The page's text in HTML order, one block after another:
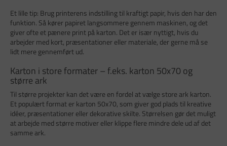
Et lille tip: Brug printerens indstilling til kraftigt papir, hvis den har den
funktion. Så kører papiret langsommere gennem maskinen, og det
giver ofte et pænere print på karton. Det er især nyttigt, hvis du
arbejder med kort, præsentationer eller materiale, der gerne må se
lidt mere gennemført ud.
Karton i store formater – f.eks. karton 50x70 og
større ark
Til større projekter kan det være en fordel at vælge store ark karton.
Et populært format er karton 50x70, som giver god plads til kreative
idéer, præsentationer eller dekorative skilte. Størrelsen gør det muligt
at arbejde med større motiver eller klippe flere mindre dele ud af det
samme ark.